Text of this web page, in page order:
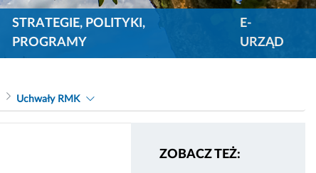
STRATEGIE, POLITYKI,
PROGRAMY
E-
URZĄD
Uchwały RMK
ZOBACZ TEŻ: